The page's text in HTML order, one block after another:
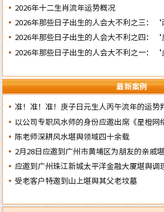
2026年十二生肖流年运势概况
2026年那些日子出生的人会大不利之三：‘
2026年那些日子出生的人会大不利之四：‘
2026年那些日子出生的人会大不利之一：‘
最新案例
准！准！准！庚子日元生人丙午流年的运势
以公司专职风水师的身份应邀出席《星橙网
周年庆典
陈老师深耕风水堪舆领域四十余载
2月28日应邀到广州市黄埔区为朋友的亲戚
应邀到广州珠江新城太平洋金融大厦堪舆调
受老客户特邀到山上堪舆其父老坟墓